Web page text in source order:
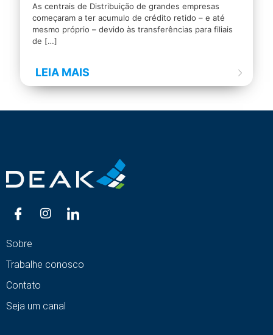
As centrais de Distribuição de grandes empresas
começaram a ter acumulo de crédito retido – e até
mesmo próprio – devido às transferências para filiais
de […]
LEIA MAIS
Sobre
Trabalhe conosco
Contato
Seja um canal